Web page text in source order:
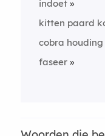
indoet
kitten paard
cobra houding
faseer